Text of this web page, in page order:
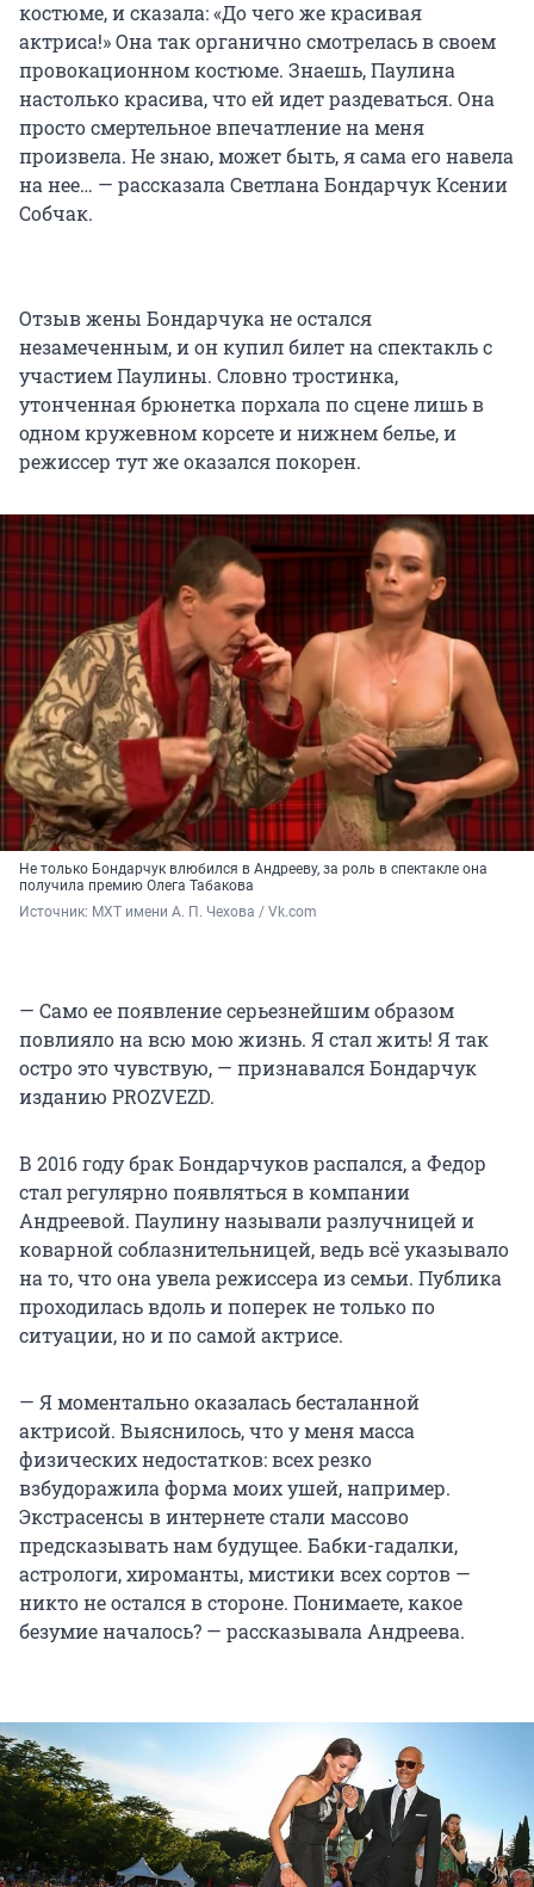
костюме, и сказала: «До чего же красивая
актриса!» Она так органично смотрелась в своем
провокационном костюме. Знаешь, Паулина
настолько красива, что ей идет раздеваться. Она
просто смертельное впечатление на меня
произвела. Не знаю, может быть, я сама его навела
на нее… — рассказала Светлана Бондарчук Ксении
Собчак.
Отзыв жены Бондарчука не остался
незамеченным, и он купил билет на спектакль с
участием Паулины. Словно тростинка,
утонченная брюнетка порхала по сцене лишь в
одном кружевном корсете и нижнем белье, и
режиссер тут же оказался покорен.
Не только Бондарчук влюбился в Андрееву, за роль в спектакле она
получила премию Олега Табакова
Источник: МХТ имени А. П. Чехова / Vk.com
— Само ее появление серьезнейшим образом
повлияло на всю мою жизнь. Я стал жить! Я так
остро это чувствую, — признавался Бондарчук
изданию PROZVEZD.
В 2016 году брак Бондарчуков распался, а Федор
стал регулярно появляться в компании
Андреевой. Паулину называли разлучницей и
коварной соблазнительницей, ведь всё указывало
на то, что она увела режиссера из семьи. Публика
проходилась вдоль и поперек не только по
ситуации, но и по самой актрисе.
— Я моментально оказалась бесталанной
актрисой. Выяснилось, что у меня масса
физических недостатков: всех резко
взбудоражила форма моих ушей, например.
Экстрасенсы в интернете стали массово
предсказывать нам будущее. Бабки-гадалки,
астрологи, хироманты, мистики всех сортов —
никто не остался в стороне. Понимаете, какое
безумие началось? — рассказывала Андреева.